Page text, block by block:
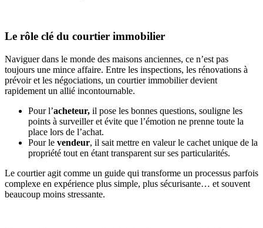
Le rôle clé du courtier immobilier
Naviguer dans le monde des maisons anciennes, ce n’est pas
toujours une mince affaire. Entre les inspections, les rénovations à
prévoir et les négociations, un courtier immobilier devient
rapidement un allié incontournable.
Pour l’acheteur, il pose les bonnes questions, souligne les
points à surveiller et évite que l’émotion ne prenne toute la
place lors de l’achat.
Pour le vendeur, il sait mettre en valeur le cachet unique de la
propriété tout en étant transparent sur ses particularités.
Le courtier agit comme un guide qui transforme un processus parfois
complexe en expérience plus simple, plus sécurisante… et souvent
beaucoup moins stressante.